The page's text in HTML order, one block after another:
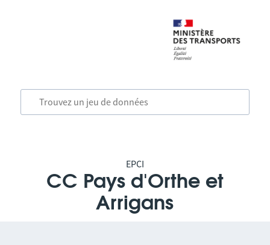
EPCI
CC Pays d'Orthe et
Arrigans